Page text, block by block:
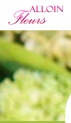
contenu
principal